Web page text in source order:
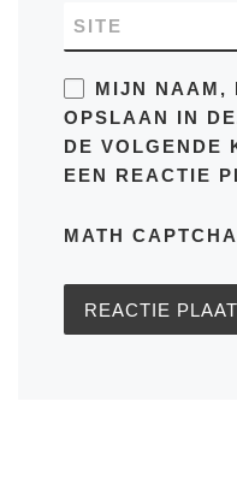
SITE
MIJN NAAM,
OPSLAAN IN
DE VOLGENDE
EEN REACTIE
MATH CAPTCHA